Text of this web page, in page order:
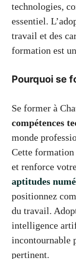
technologies,
essentiel.
travail et des
formation est
Pourquoi se
Se former à
compétences
monde
Cette formation
et renforce
aptitudes
positionnez
du travail.
intelligence
incontournable
pertinent.